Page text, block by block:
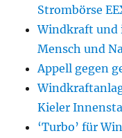
Strombörse
Windkraft und
Mensch und
Appell gegen
Kieler
‘Turbo’ für